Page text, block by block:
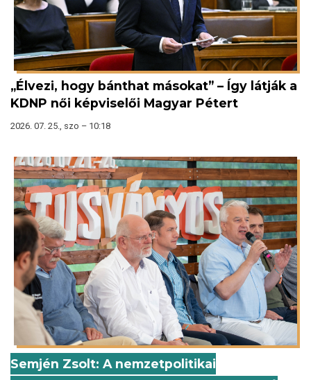
„Élvezi, hogy bánthat másokat” – Így látják a
KDNP női képviselői Magyar Pétert
2026. 07. 25., szo – 10:18
Semjén Zsolt: A nemzetpolitikai